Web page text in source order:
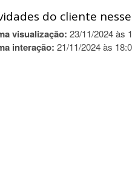
do cliente
visualização: 23/11/2024 às
interação: 21/11/2024 às